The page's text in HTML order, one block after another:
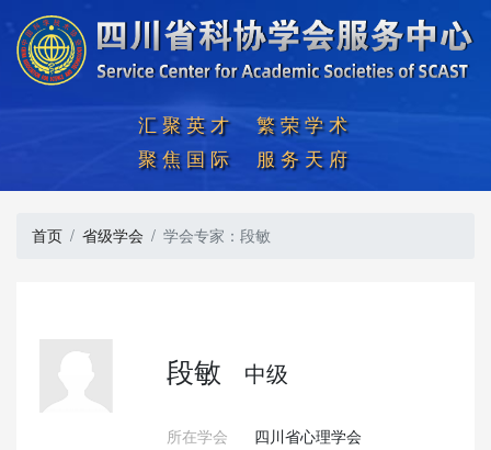
汇聚英才  繁荣学术
聚焦国际  服务天府
首页 省级学会 学会专家：段敏
段敏 中级
所在学会
四川省心理学会